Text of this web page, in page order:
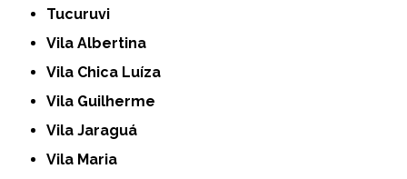
Tucuruvi
Vila Albertina
Vila Chica Luíza
Vila Guilherme
Vila Jaraguá
Vila Maria